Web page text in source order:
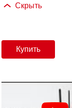
Скрыть
Купить